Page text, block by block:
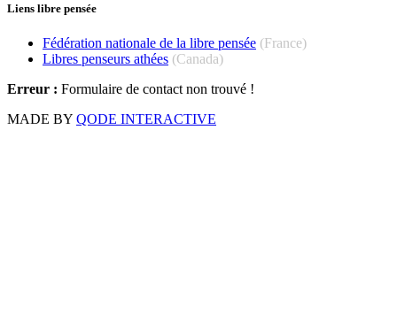
Liens libre pensée
Fédération nationale de la libre pensée (France)
Libres penseurs athées (Canada)
Erreur : Formulaire de contact non trouvé !
MADE BY QODE INTERACTIVE